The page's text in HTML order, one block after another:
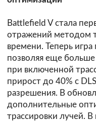
Battlefield V стала
отражений методом
времени. Теперь
позволяя еще
при включенной
прирост до 40% с
разрешения. В
дополнительные
трассировки лучей. В